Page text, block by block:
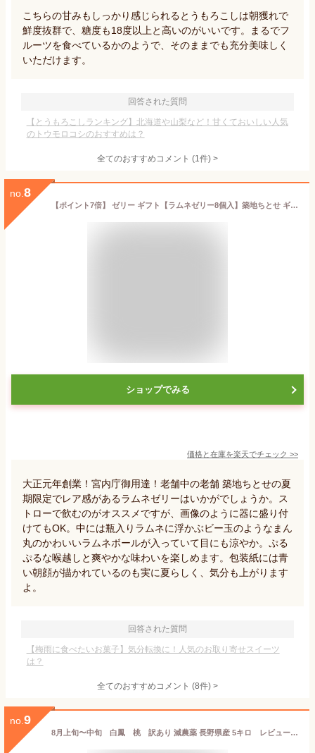
こちらの甘みもしっかり感じられるとうもろこしは朝獲れで
鮮度抜群で、糖度も18度以上と高いのがいいです。まるでフ
ルーツを食べているかのようで、そのままでも充分美味しく
いただけます。
回答された質問
【とうもろこしランキング】北海道や山梨など！甘くておいしい人気
のトウモロコシのおすすめは？
全てのおすすめコメント (1件) >
no. 8
【ポイント7倍】 ゼリー ギフト【ラムネゼリー8個入】築地ちとせ ギフト 個包装 スイーツ ゼリー 洋菓子 プレゼント 内祝い お返し お祝い 出産祝い 結婚 お礼 職場 退職 菓子折り ご挨拶 東京 お土産 手土産 おしゃれ のし 熨斗 お供え お中元 夏ギフト 暑中見舞い
ショップでみる
価格と在庫を楽天でチェック >>
大正元年創業！宮内庁御用達！老舗中の老舗 築地ちとせの夏
期限定でレア感があるラムネゼリーはいかがでしょうか。ス
トローで飲むのがオススメですが、画像のように器に盛り付
けてもOK。中には瓶入りラムネに浮かぶビー玉のようなまん
丸のかわいいラムネボールが入っていて目にも涼やか。ぷる
ぷるな喉越しと爽やかな味わいを楽しめます。包装紙には青
い朝顔が描かれているのも実に夏らしく、気分も上がります
よ。
回答された質問
【梅雨に食べたいお菓子】気分転換に！人気のお取り寄せスイーツ
は？
全てのおすすめコメント (8件) >
no. 9
8月上旬〜中旬 白鳳 桃 訳あり 減農薬 長野県産 5キロ レビューを書いたら200円クーポン